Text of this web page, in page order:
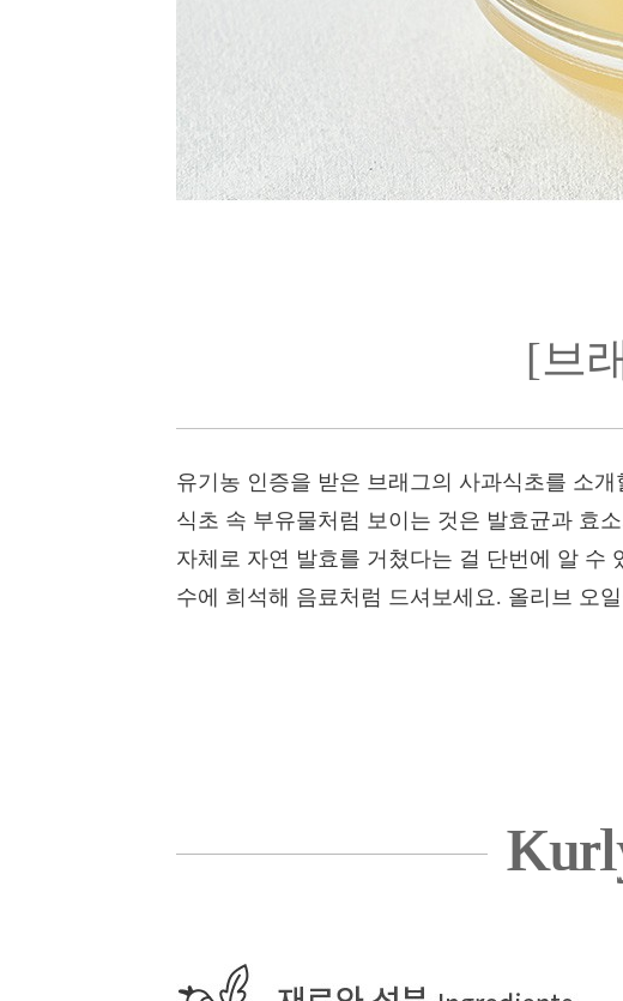
[브
유기농 인증을 받은 브래그의 사과식초를 소
식초 속 부유물처럼 보이는 것은 발효균과 효
자체로 자연 발효를 거쳤다는 걸 단번에 알 수
수에 희석해 음료처럼 드셔보세요. 올리브 오